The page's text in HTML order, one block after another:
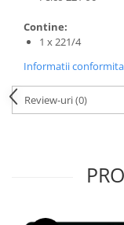
Contine:
1 x 221/4
Informatii
Review-uri(0)